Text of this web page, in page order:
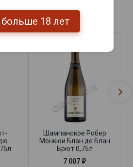
Шампанское Робер
Монкюи Блан де Блан
Брют 0,75л
7 007 ₽
18 лет